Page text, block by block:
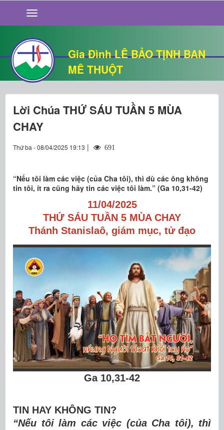
Gia Đình LÊ BẢO TỊNH BAN
MÊ THUỘT
GIỚI THIỆU
TIN TỨC
SỐNG ĐẠO
CHUYỆN NHÀ
QUÁN VĂN
THƯ GIÃN
Lời Chúa THỨ SÁU TUẦN 5 MÙA
CHAY
Thứ ba - 08/04/2025 19:13 | 691
“Nếu tôi làm các việc (của Cha tôi), thì dù các ông không
tin tôi, ít ra cũng hãy tin các việc tôi làm.” (Ga 10,31-42)
11/04/2025
THỨ SÁU TUẦN 5 MÙA CHAY
Thánh Stanislaô, giám mục, tử đạo
Ga 10,31-42
TIN HAY KHÔNG TIN?
“Nếu tôi làm các việc (của Cha tôi), thì